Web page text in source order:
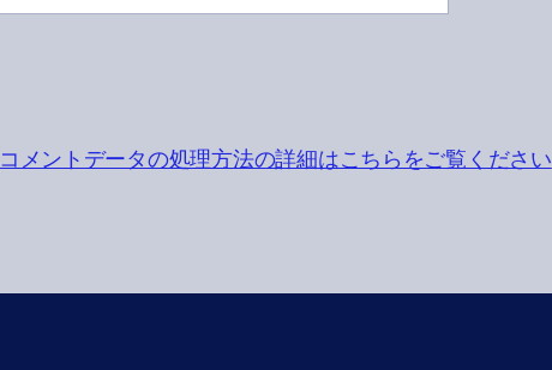
コメントデータの処理方法の詳細はこちらをご覧ください